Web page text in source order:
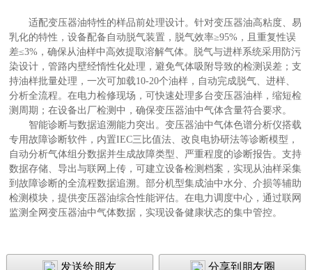
适配变压器油特性的样品前处理设计。针对变压器油高粘度、易
乳化的特性，设备配备自动脱气装置，脱气效率≥95%，且重复性误
差≤3%，确保从油样中高效提取溶解气体。脱气与进样系统采用防污
染设计，管路内壁经惰性化处理，避免气体吸附导致的检测误差；支
持油样批量处理，一次可加载10-20个油样，自动完成脱气、进样、
分析全流程。在电力检修现场，可快速处理多台变压器油样，缩短检
测周期；在设备出厂检测中，确保变压器油中气体含量符合要求。​
智能诊断与数据追溯能力突出。变压器油中气体色谱分析仪搭载
专用故障诊断软件，内置IEC三比值法、改良电协研法等诊断模型，
自动分析气体组分数据并生成故障类型、严重程度的诊断报告。支持
数据存储、导出与联网上传，可建立设备检测档案，实现从油样采集
到故障诊断的全流程数据追溯。部分机型集成油中水分、介损等辅助
检测模块，提供变压器油综合性能评估。在电力调度中心，通过联网
监测全网变压器油中气体数据，实现设备健康状态的集中管控。​
发送给朋友 分享到朋友圈